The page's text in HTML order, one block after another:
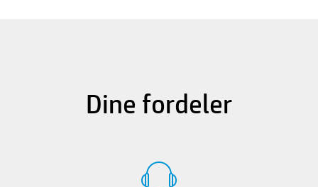
Dine fordeler